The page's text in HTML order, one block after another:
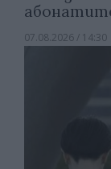
07.08.2026 / 14:30